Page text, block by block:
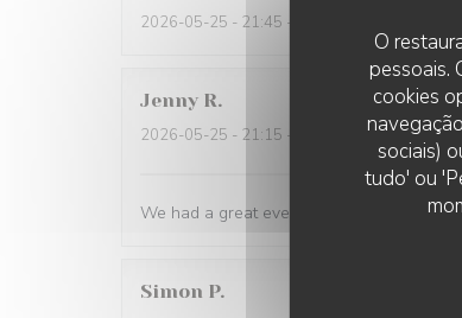
O
pessoais.
cookies
sociais)
tudo' ou
2026-05-25 - 21:45 - guests 2
Jenny R
2026-05-25 - 21:15 - guests 2
We had a great evening at Essencial.
Simon P